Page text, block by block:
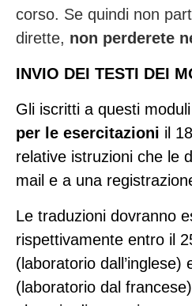
corso. Se quindi non
dirette, non perderete
INVIO DEI TESTI DEI
Gli iscritti a questi
per le esercitazioni il
relative istruzioni che le
mail e a una
Le traduzioni dovranno
rispettivamente entro il
(laboratorio dall’inglese)
(laboratorio dal